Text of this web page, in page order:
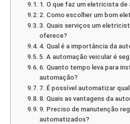
1. O que faz um eletricista
2. Como escolher um bom
3. Quais serviços um
oferece?
4. Qual é a importância da
5. A automação veicular é
6. Quanto tempo leva para
automação?
7. É possível automatizar
8. Quais as vantagens da
9. Preciso de manutenção
automatizados?